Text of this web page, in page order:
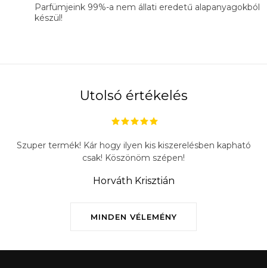
Parfümjeink 99%-a nem állati eredetű alapanyagokból
készül!
Utolsó értékelés
MINDEN VÉLEMÉNY
Szuper termék! Kár hogy ilyen kis kiszerelésben kapható
csak! Köszönöm szépen!
Horváth Krisztián